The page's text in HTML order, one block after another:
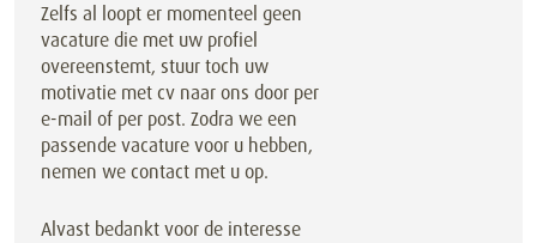
Zelfs al loopt er momenteel geen
vacature die met uw profiel
overeenstemt, stuur toch uw
motivatie met cv naar ons door per
e-mail of per post. Zodra we een
passende vacature voor u hebben,
nemen we contact met u op.
Alvast bedankt voor de interesse